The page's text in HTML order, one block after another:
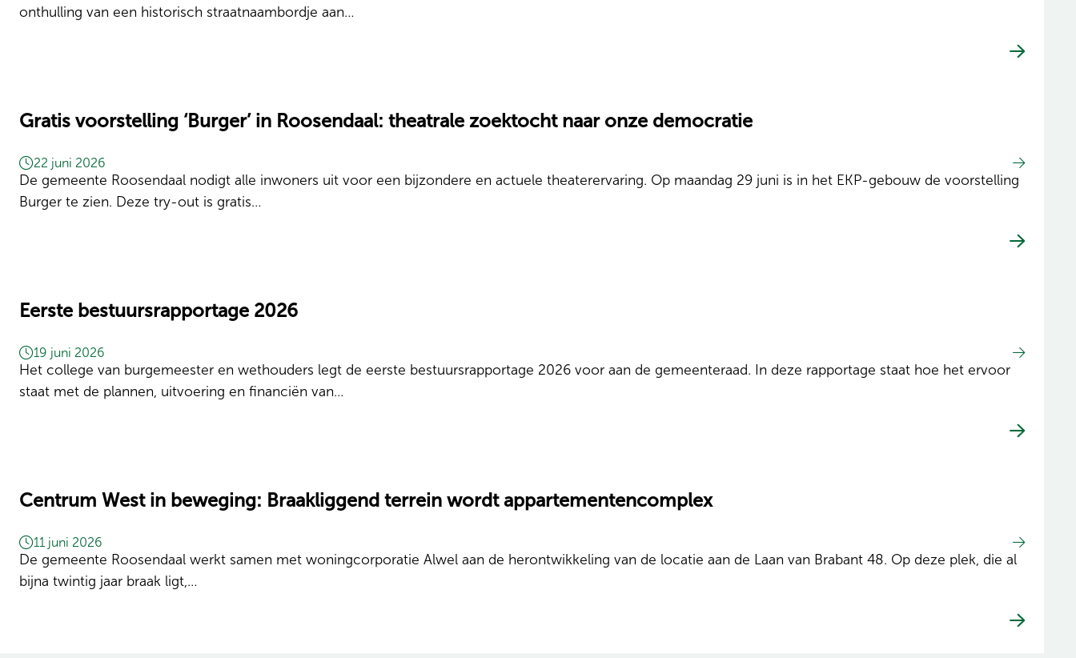
onthulling van een historisch straatnaambordje aan…
Gratis voorstelling ‘Burger’ in Roosendaal: theatrale zoektocht naar onze democratie
22 juni 2026
De gemeente Roosendaal nodigt alle inwoners uit voor een bijzondere en actuele theaterervaring. Op maandag 29 juni is in het EKP-gebouw de voorstelling
Burger te zien. Deze try-out is gratis…
Eerste bestuursrapportage 2026
19 juni 2026
Het college van burgemeester en wethouders legt de eerste bestuursrapportage 2026 voor aan de gemeenteraad. In deze rapportage staat hoe het ervoor
staat met de plannen, uitvoering en financiën van…
Centrum West in beweging: Braakliggend terrein wordt appartementencomplex
11 juni 2026
De gemeente Roosendaal werkt samen met woningcorporatie Alwel aan de herontwikkeling van de locatie aan de Laan van Brabant 48. Op deze plek, die al
bijna twintig jaar braak ligt,…